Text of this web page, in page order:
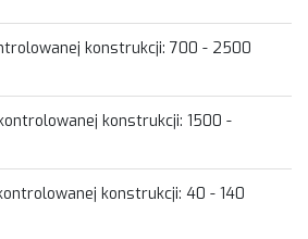
konstrukcji: 700 - 2500
konstrukcji: 1500 -
konstrukcji: 40 - 140